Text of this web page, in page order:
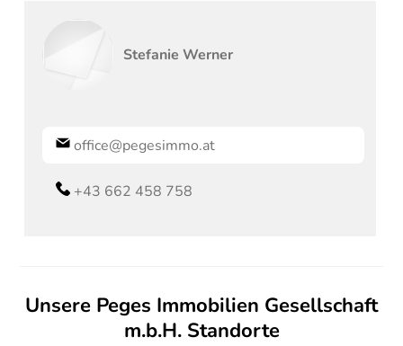
Stefanie Werner
office@pegesimmo.at
+43 662 458 758
Unsere Peges Immobilien Gesellschaft
m.b.H. Standorte